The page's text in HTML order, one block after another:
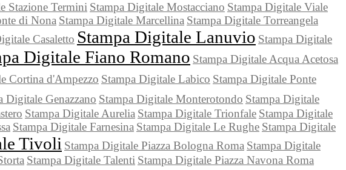
Stazione Termini Stampa Digitale Mostacciano Stampa Digitale Viale
di Nona Stampa Digitale Marcellina Stampa Digitale Torreangela
Casaletto Stampa Digitale Lanuvio Stampa Digitale
Digitale Fiano Romano Stampa Digitale Acqua Acetosa
Cortina d'Ampezzo Stampa Digitale Labico Stampa Digitale Ponte
Digitale Genazzano Stampa Digitale Monterotondo Stampa Digitale
Stampa Digitale Aurelia Stampa Digitale Trionfale Stampa Digitale
Stampa Digitale Farnesina Stampa Digitale Le Rughe Stampa Digitale
Tivoli Stampa Digitale Piazza Bologna Roma Stampa Digitale
Stampa Digitale Talenti Stampa Digitale Piazza Navona Roma